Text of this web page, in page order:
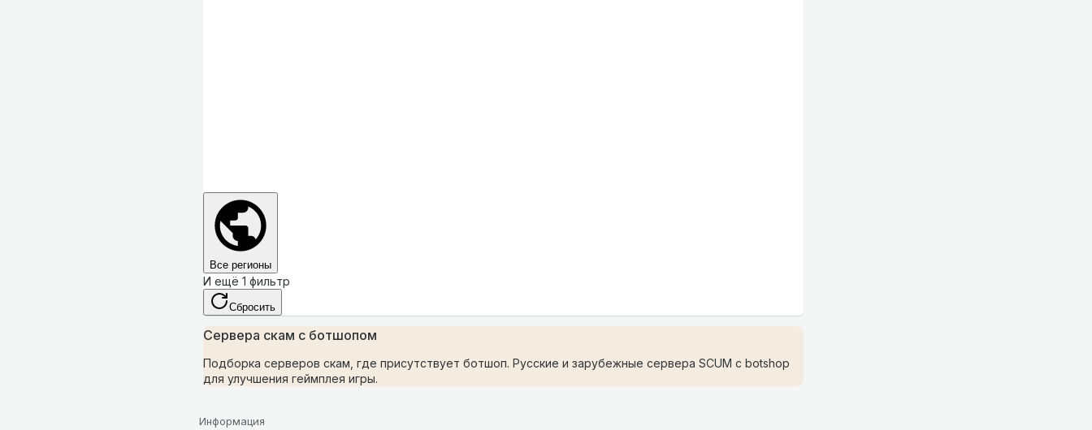
Все регионы
И ещё 1 фильтр
Сбросить
Сервера скам с ботшопом
Подборка серверов скам, где присутствует ботшоп. Русские и зарубежные сервера SCUM с botshop
для улучшения геймплея игры.
Информация